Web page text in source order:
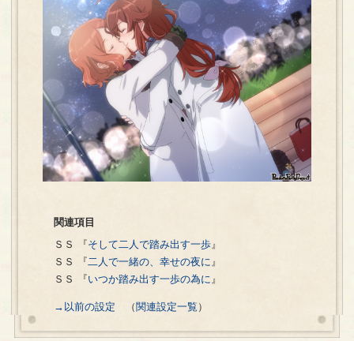
関連項目
ＳＳ 『そして二人で踏み出す一歩』
ＳＳ 『二人で一緒の、幸せの夜に』
ＳＳ 『いつか踏み出す一歩の為に』
→以前の設定 （関連設定一覧 ）